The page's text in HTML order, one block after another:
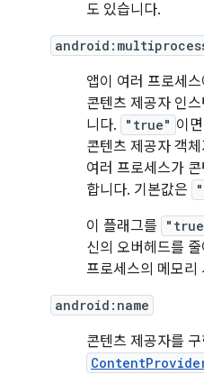
도 있습니다.
앱이 여러 프로세
콘텐츠 제공자 인
니다.
"true" 이
콘텐츠 제공자 객
여러 프로세스가
합니다. 기본값은
이 플래그를
신의 오버헤드를
프로세스의 메모리
android:name
콘텐츠 제공자를